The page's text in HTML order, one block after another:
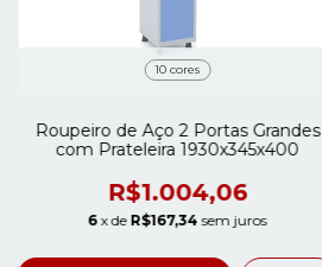
10 cores
Roupeiro de Aço 2 Portas Grandes
com Prateleira 1930x345x400
R$1.004,06
6 x de R$167,34 sem juros